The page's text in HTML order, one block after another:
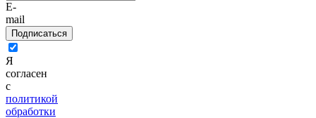
E-
mail
Подписаться
Я
согласен
с
политикой
обработки